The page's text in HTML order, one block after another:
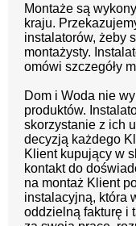
Montaże są
kraju.
instalatorów, żeby
montażysty.
omówi szczegóły
Dom i Woda nie
produktów.
skorzystanie z ich
decyzją każdego
Klient kupujący w
kontakt do
na montaż Klient
instalacyjną, która
oddzielną fakturę i